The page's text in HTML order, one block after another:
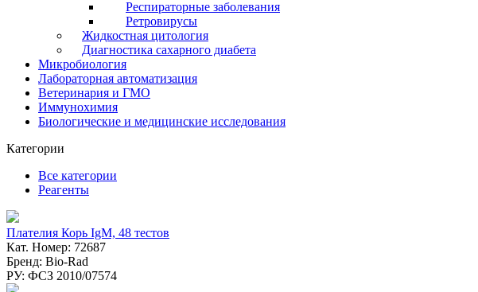
Респираторные заболевания
Ретровирусы
Жидкостная цитология
Диагностика сахарного диабета
Микробиология
Лабораторная автоматизация
Ветеринария и ГМО
Иммунохимия
Биологические и медицинские исследования
Категории
Все категории
Реагенты
Плателия Корь IgM, 48 тестов
Кат. Номер: 72687
Бренд: Bio-Rad
РУ: ФСЗ 2010/07574